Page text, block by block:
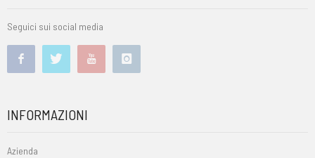
Seguici sui social media
INFORMAZIONI
Azienda